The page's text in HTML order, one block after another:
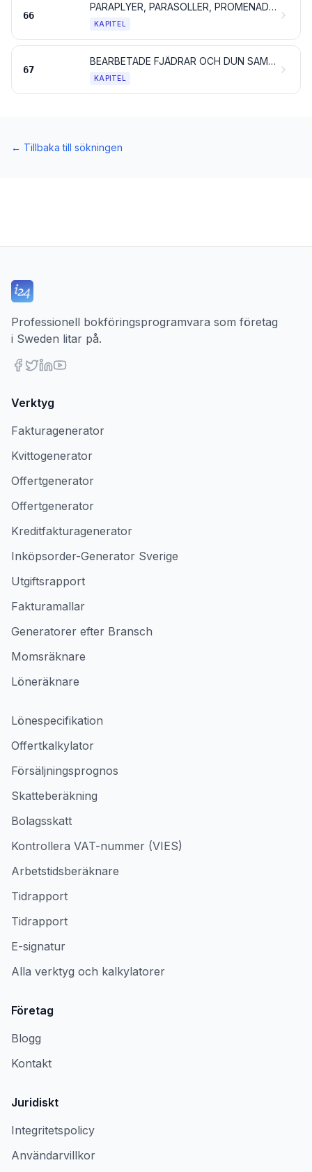
66
PARAPLYER, PARASOLLER, PROMENADKÄPPAR, SITTKÄPPAR, PISKOR OCH RIDSPÖN SAMT DELAR TILL SÅDANA ARTIKLAR
KAPITEL
67
BEARBETADE FJÄDRAR OCH DUN SAMT VAROR TILLVERKADE AV FJÄDRAR ELLER DUN; KONSTGJORDA BLOMMOR; VAROR AV MÄNNISKOHÅR
KAPITEL
← Tillbaka till sökningen
Professionell bokföringsprogramvara som företag
i Sweden litar på.
Verktyg
Fakturagenerator
Kvittogenerator
Offertgenerator
Offertgenerator
Kreditfakturagenerator
Inköpsorder-Generator Sverige
Utgiftsrapport
Fakturamallar
Generatorer efter Bransch
Momsräknare
Löneräknare
Lönespecifikation
Offertkalkylator
Försäljningsprognos
Skatteberäkning
Bolagsskatt
Kontrollera VAT-nummer (VIES)
Arbetstidsberäknare
Tidrapport
Tidrapport
E-signatur
Alla verktyg och kalkylatorer
Företag
Blogg
Kontakt
Juridiskt
Integritetspolicy
Användarvillkor